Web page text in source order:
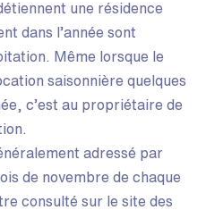
une résidence
dans l’année sont
Même lorsque le
saisonnière quelques
c’est au propriétaire de
adressé par
de novembre de chaque
consulté sur le site des